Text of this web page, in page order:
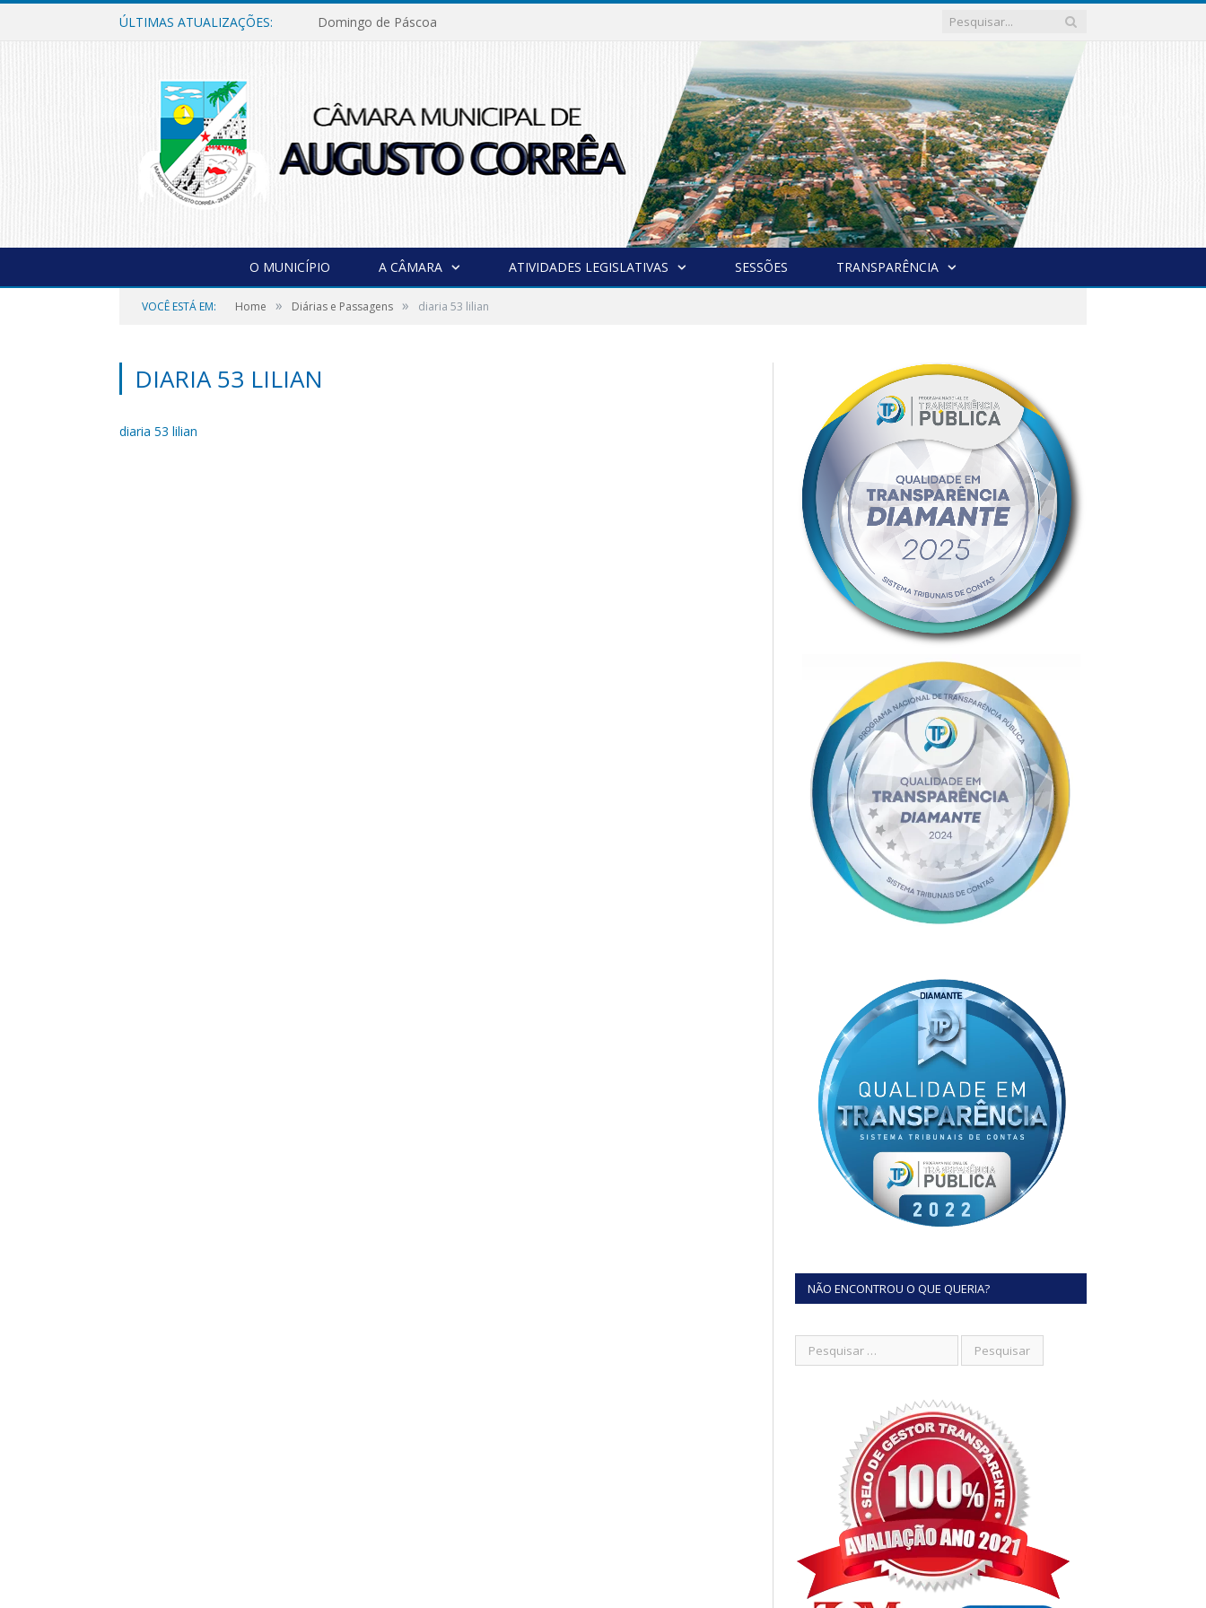
ÚLTIMAS ATUALIZAÇÕES: Domingo de Páscoa
O MUNICÍPIO A CÂMARA ATIVIDADES LEGISLATIVAS SESSÕES TRANSPARÊNCIA
VOCÊ ESTÁ EM: Home » Diárias e Passagens » diaria 53 lilian
DIARIA 53 LILIAN
diaria 53 lilian
NÃO ENCONTROU O QUE QUERIA?